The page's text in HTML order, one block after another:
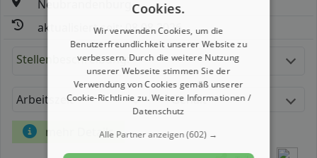
Neubrandenburg
aktualisiert seit: 08.08.2026
Stellenbeschreibung:
Arbeitszeit Gehalt
mehr Details
Cookies.
Wir verwenden Cookies, um die
Benutzerfreundlichkeit unserer Website zu
verbessern. Durch die weitere Nutzung
unserer Webseite stimmen Sie der
Verwendung von Cookies gemäß unserer
Cookie-Richtlinie zu.Weitere Informationen /
Datenschutz
Alle Partner anzeigen(602) →